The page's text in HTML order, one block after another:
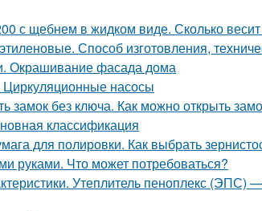
с щебнем в жидком виде. Сколько весит
Способ изготовления,
Окрашивание фасада дома
насосы
без ключа. Как можно открыть
классификация
для полировки. Как выбрать
руками. Что может потребоваться?
Утеплитель пеноплекс (ЭПС)